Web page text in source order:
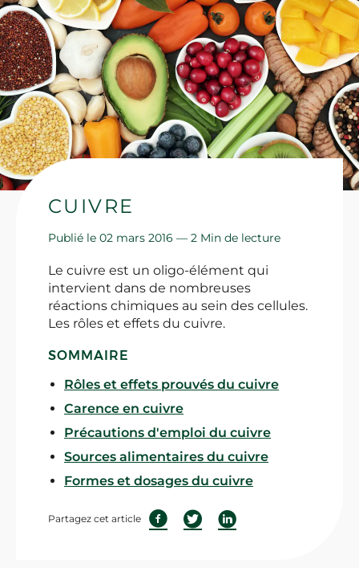
CUIVRE
Publié le 02 mars 2016 — 2 Min de lecture
Le cuivre est un oligo-élément qui
intervient dans de nombreuses
réactions chimiques au sein des cellules.
Les rôles et effets du cuivre.
SOMMAIRE
Rôles et effets prouvés du cuivre
Carence en cuivre
Précautions d'emploi du cuivre
Sources alimentaires du cuivre
Formes et dosages du cuivre
Partagez cet article